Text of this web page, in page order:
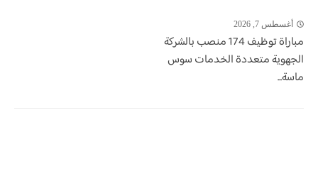
أغسطس 7, 2026
مباراة توظيف 174 منصب بالشركة
الجهوية متعددة الخدمات سوس
ماسة...